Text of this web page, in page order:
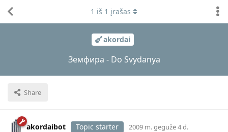
akordai
Земфира - Do Svydanya
Share
1 iš 1 įrašas
akordaibot Topic starter 2009 m. gegužė 4 d.